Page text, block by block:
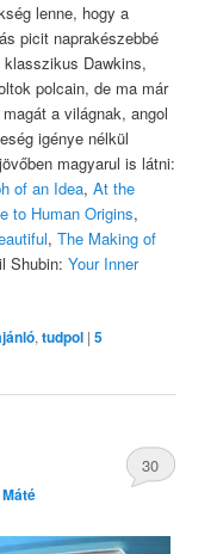
lenne, hogy a
picit naprakészebbé
Dawkins,
polcain, de ma már
a világnak, angol
igénye nélkül
magyarul is látni:
of an Idea,At the
to Human Origins,
,The Making of
Shubin:Your Inner
,tudpol |5
30